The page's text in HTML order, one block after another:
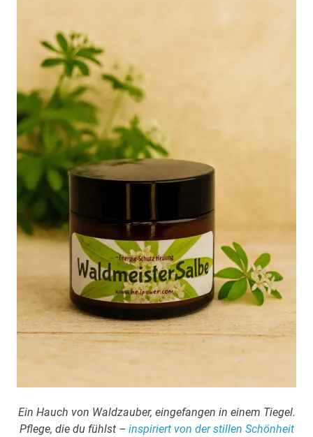
Ein Hauch von Waldzauber, eingefangen in einem Tiegel.
Pflege, die du fühlst – inspiriert von der stillen Schönheit